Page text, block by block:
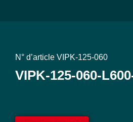
N° d’article VIPK-125-060
VIPK-125-060-